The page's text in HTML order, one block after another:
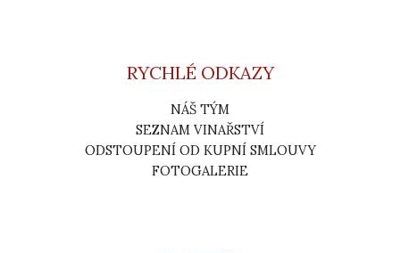
RYCHLÉ ODKAZY
NÁŠ TÝM
SEZNAM VINAŘSTVÍ
ODSTOUPENÍ OD KUPNÍ SMLOUVY
FOTOGALERIE